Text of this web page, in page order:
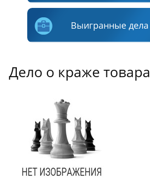
Выигранные дела
Дело о краже товара